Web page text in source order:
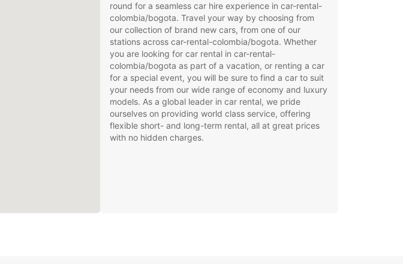
round for a seamless car hire experience in car-rental-
colombia/bogota. Travel your way by choosing from
our collection of brand new cars, from one of our
stations across car-rental-colombia/bogota. Whether
you are looking for car rental in car-rental-
colombia/bogota as part of a vacation, or renting a car
for a special event, you will be sure to find a car to suit
your needs from our wide range of economy and luxury
models. As a global leader in car rental, we pride
ourselves on providing world class service, offering
flexible short- and long-term rental, all at great prices
with no hidden charges.